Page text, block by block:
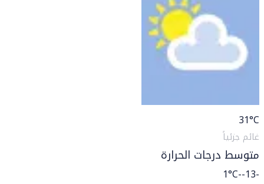
31°C
غائم جزئياً
متوسط درجات الحرارة
-13--1°C